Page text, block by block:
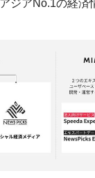
ジアNo.1の経